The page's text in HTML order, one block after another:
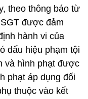
theo thông báo từ
được đảm
hành vi của
dấu hiệu phạm tội
và hình phạt được
phạt áp dụng đối
thuộc vào kết